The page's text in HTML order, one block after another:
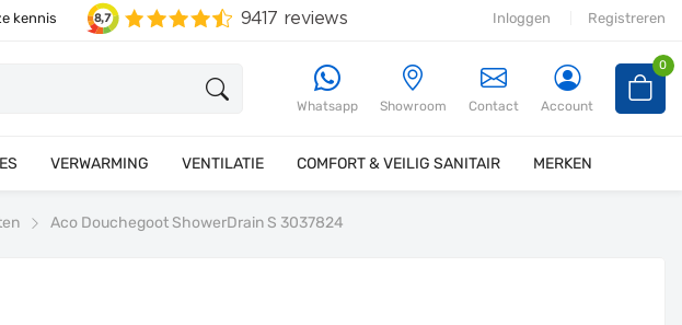
kennis Inloggen Registreren
Whatsapp Showroom Contact Account
0
VERWARMING VENTILATIE COMFORT & VEILIG SANITAIR MERKEN
Aco Douchegoot ShowerDrain S 3037824